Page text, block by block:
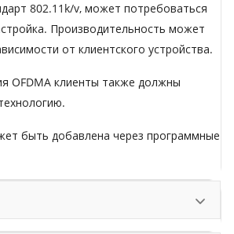
802.11k/v, может потребоваться
Производительность может
от клиентского устройства.
OFDMA клиенты также должны
быть добавлена через программные